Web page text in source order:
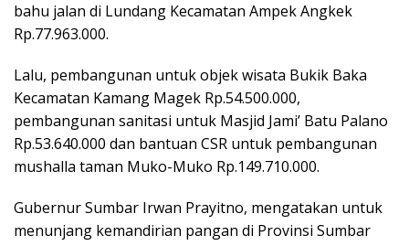
bahu jalan di Lundang Kecamatan Ampek Angkek
Rp.77.963.000.
Lalu, pembangunan untuk objek wisata Bukik Baka
Kecamatan Kamang Magek Rp.54.500.000,
pembangunan sanitasi untuk Masjid Jami’ Batu Palano
Rp.53.640.000 dan bantuan CSR untuk pembangunan
mushalla taman Muko-Muko Rp.149.710.000.
Gubernur Sumbar Irwan Prayitno, mengatakan untuk
menunjang kemandirian pangan di Provinsi Sumbar